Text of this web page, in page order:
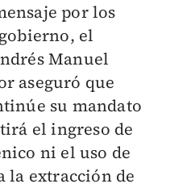
por los
el
Manuel
aseguró que
su mandato
el ingreso de
ni el uso de
la extracción de